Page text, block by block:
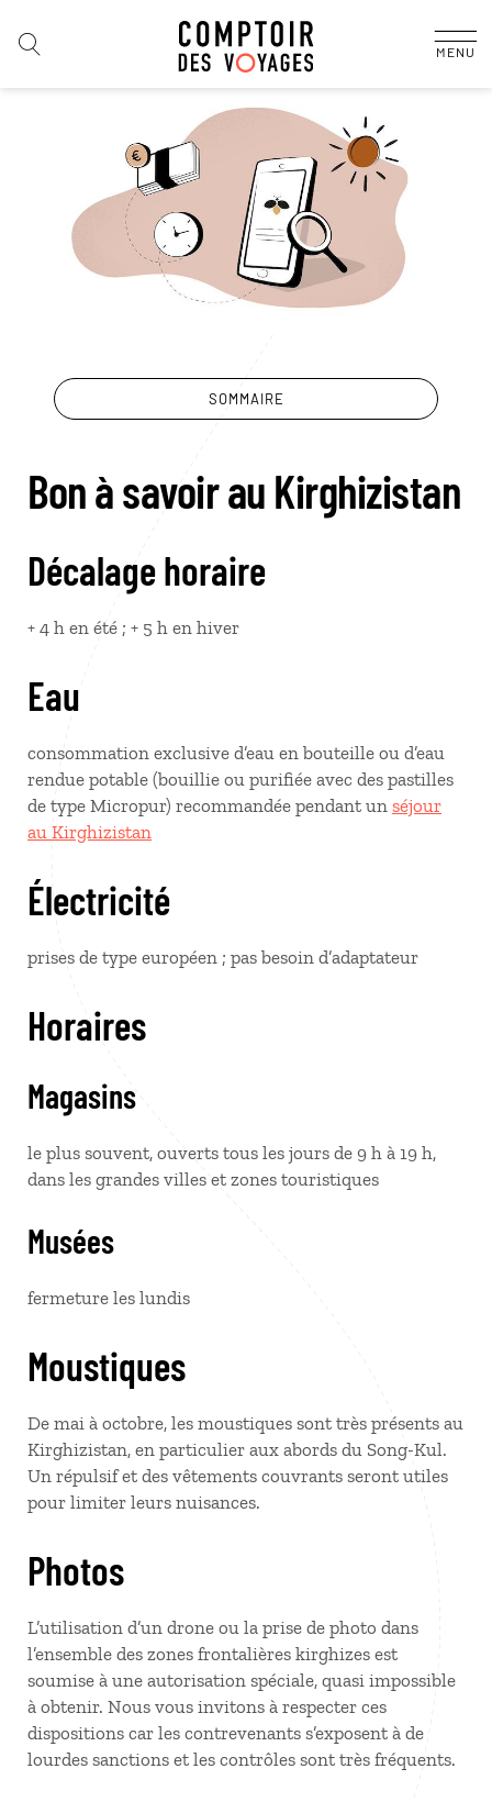
MENU
SOMMAIRE
Bon à savoir au Kirghizistan
Décalage horaire
+ 4 h en été ; + 5 h en hiver
Eau
consommation exclusive d’eau en bouteille ou d’eau
rendue potable (bouillie ou purifiée avec des pastilles
de type Micropur) recommandée pendant un séjour
au Kirghizistan
Électricité
prises de type européen ; pas besoin d’adaptateur
Horaires
Magasins
le plus souvent, ouverts tous les jours de 9 h à 19 h,
dans les grandes villes et zones touristiques
Musées
fermeture les lundis
Moustiques
De mai à octobre, les moustiques sont très présents au
Kirghizistan, en particulier aux abords du Song-Kul.
Un répulsif et des vêtements couvrants seront utiles
pour limiter leurs nuisances.
Photos
L’utilisation d’un drone ou la prise de photo dans
l’ensemble des zones frontalières kirghizes est
soumise à une autorisation spéciale, quasi impossible
à obtenir. Nous vous invitons à respecter ces
dispositions car les contrevenants s’exposent à de
lourdes sanctions et les contrôles sont très fréquents.